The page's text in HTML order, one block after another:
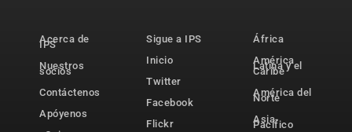
Acerca de
IPS
Nuestros
socios
Contáctenos
Apóyenos
Sigue a IPS
Inicio
Twitter
Facebook
Flickr
África
América
Latina y el
Caribe
América del
Norte
Asia-
Pacífico